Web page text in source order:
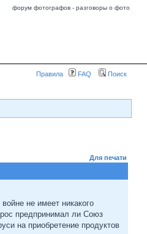
форум фотографов - разговоры о фото
Правила FAQ Поиск
Для печати
не имеет никакого
предпринимал ли Союз
на приобретение продуктов